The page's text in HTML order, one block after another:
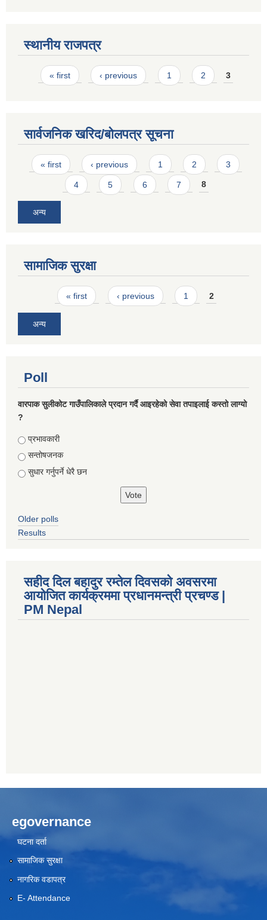
स्थानीय राजपत्र
Pages
« first ‹ previous 1 2 3
सार्वजनिक खरिद/बोलपत्र सूचना
Pages
« first ‹ previous 1 2 3
4 5 6 7 8
अन्य
सामाजिक सुरक्षा
Pages« first ‹ previous 1 2
अन्य
Poll
वारपाक सुलीकोट गाउँपालिकाले प्रदान गर्दै आइरहेको सेवा तपाइलाई कस्तो लाग्यो
?
Choices
प्रभावकारी
सन्तोषजनक
सुधार गर्नुपर्ने धेरै छन
Older polls
Results
सहीद दिल बहादुर रम्तेल दिवसको अवसरमा
आयोजित कार्यक्रममा प्रधानमन्त्री प्रचण्ड |
PM Nepal
egovernance
घटना दर्ता
सामाजिक सुरक्षा
नागरिक वडापत्र
E- Attendance